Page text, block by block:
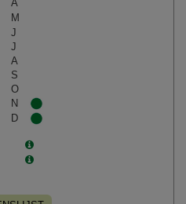
A
M
J
J
A
S
O
N
D